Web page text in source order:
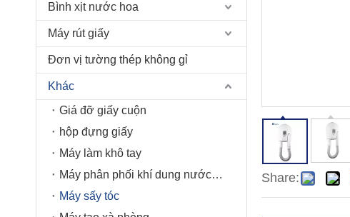
Bình xịt nước hoa
Máy rút giấy
Đơn vị tường thép không gỉ
Khác
Giá đỡ giấy cuộn
hộp đựng giấy
Máy làm khô tay
Máy phân phối khí dung nước hoa
Máy sấy tóc
Share: